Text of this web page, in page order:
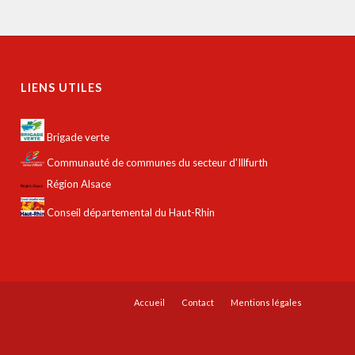
LIENS UTILES
Brigade verte
Communauté de communes du secteur d'Illfurth
Région Alsace
Conseil départemental du Haut-Rhin
Accueil Contact Mentions légales